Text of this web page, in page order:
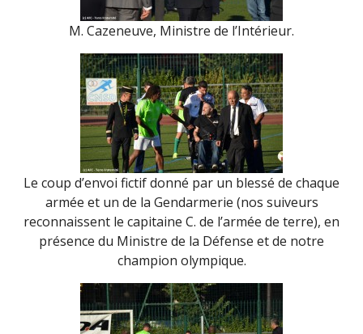
M. Cazeneuve, Ministre de l’Intérieur.
Le coup d’envoi fictif donné par un blessé de chaque
armée et un de la Gendarmerie (nos suiveurs
reconnaissent le capitaine C. de l’armée de terre), en
présence du Ministre de la Défense et de notre
champion olympique.